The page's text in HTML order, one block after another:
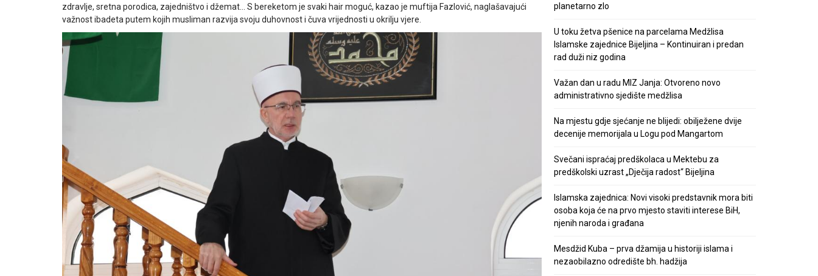
zdravlje, sretna porodica, zajedništvo i džemat… S bereketom je svaki hair moguć, kazao je muftija Fazlović, naglašavajući
važnost ibadeta putem kojih musliman razvija svoju duhovnost i čuva vrijednosti u okrilju vjere.
planetarno zlo
U toku žetva pšenice na parcelama Medžlisa
Islamske zajednice Bijeljina – Kontinuiran i predan
rad duži niz godina
Važan dan u radu MIZ Janja: Otvoreno novo
administrativno sjedište medžlisa
Na mjestu gdje sjećanje ne blijedi: obilježene dvije
decenije memorijala u Logu pod Mangartom
Svečani ispraćaj predškolaca u Mektebu za
predškolski uzrast „Dječija radost“ Bijeljina
Islamska zajednica: Novi visoki predstavnik mora biti
osoba koja će na prvo mjesto staviti interese BiH,
njenih naroda i građana
Mesdžid Kuba – prva džamija u historiji islama i
nezaobilazno odredište bh. hadžija